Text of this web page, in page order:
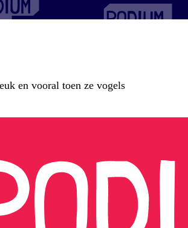
en vooral toen ze vogels